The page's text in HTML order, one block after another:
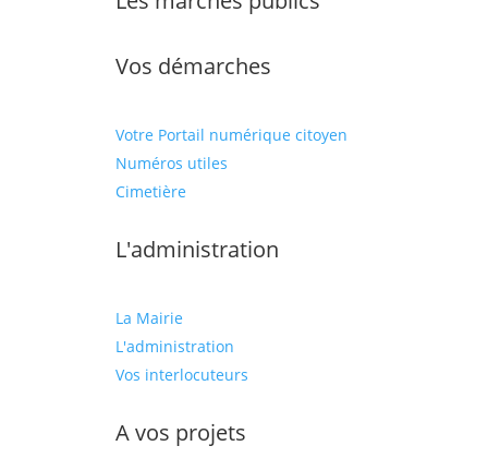
Vos démarches
Votre Portail numérique citoyen
Numéros utiles
Cimetière
L'administration
La Mairie
L'administration
Vos interlocuteurs
A vos projets